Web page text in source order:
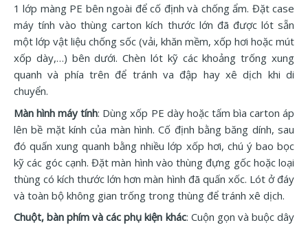
1 lớp màng PE bên ngoài để cố định và chống ẩm. Đặt case
máy tính vào thùng carton kích thước lớn đã được lót sẵn
một lớp vật liệu chống sốc (vải, khăn mềm, xốp hơi hoặc mút
xốp dày,…) bên dưới. Chèn lót kỹ các khoảng trống xung
quanh và phía trên để tránh va đập hay xê dịch khi di
chuyển.
Màn hình máy tính: Dùng xốp PE dày hoặc tấm bìa carton áp
lên bề mặt kính của màn hình. Cố định bằng băng dính, sau
đó quấn xung quanh bằng nhiều lớp xốp hơi, chú ý bao bọc
kỹ các góc cạnh. Đặt màn hình vào thùng đựng gốc hoặc loại
thùng có kích thước lớn hơn màn hình đã quấn xốc. Lót ở đáy
và toàn bộ không gian trống trong thùng để tránh xê dịch.
Chuột, bàn phím và các phụ kiện khác: Cuộn gọn và buộc dây